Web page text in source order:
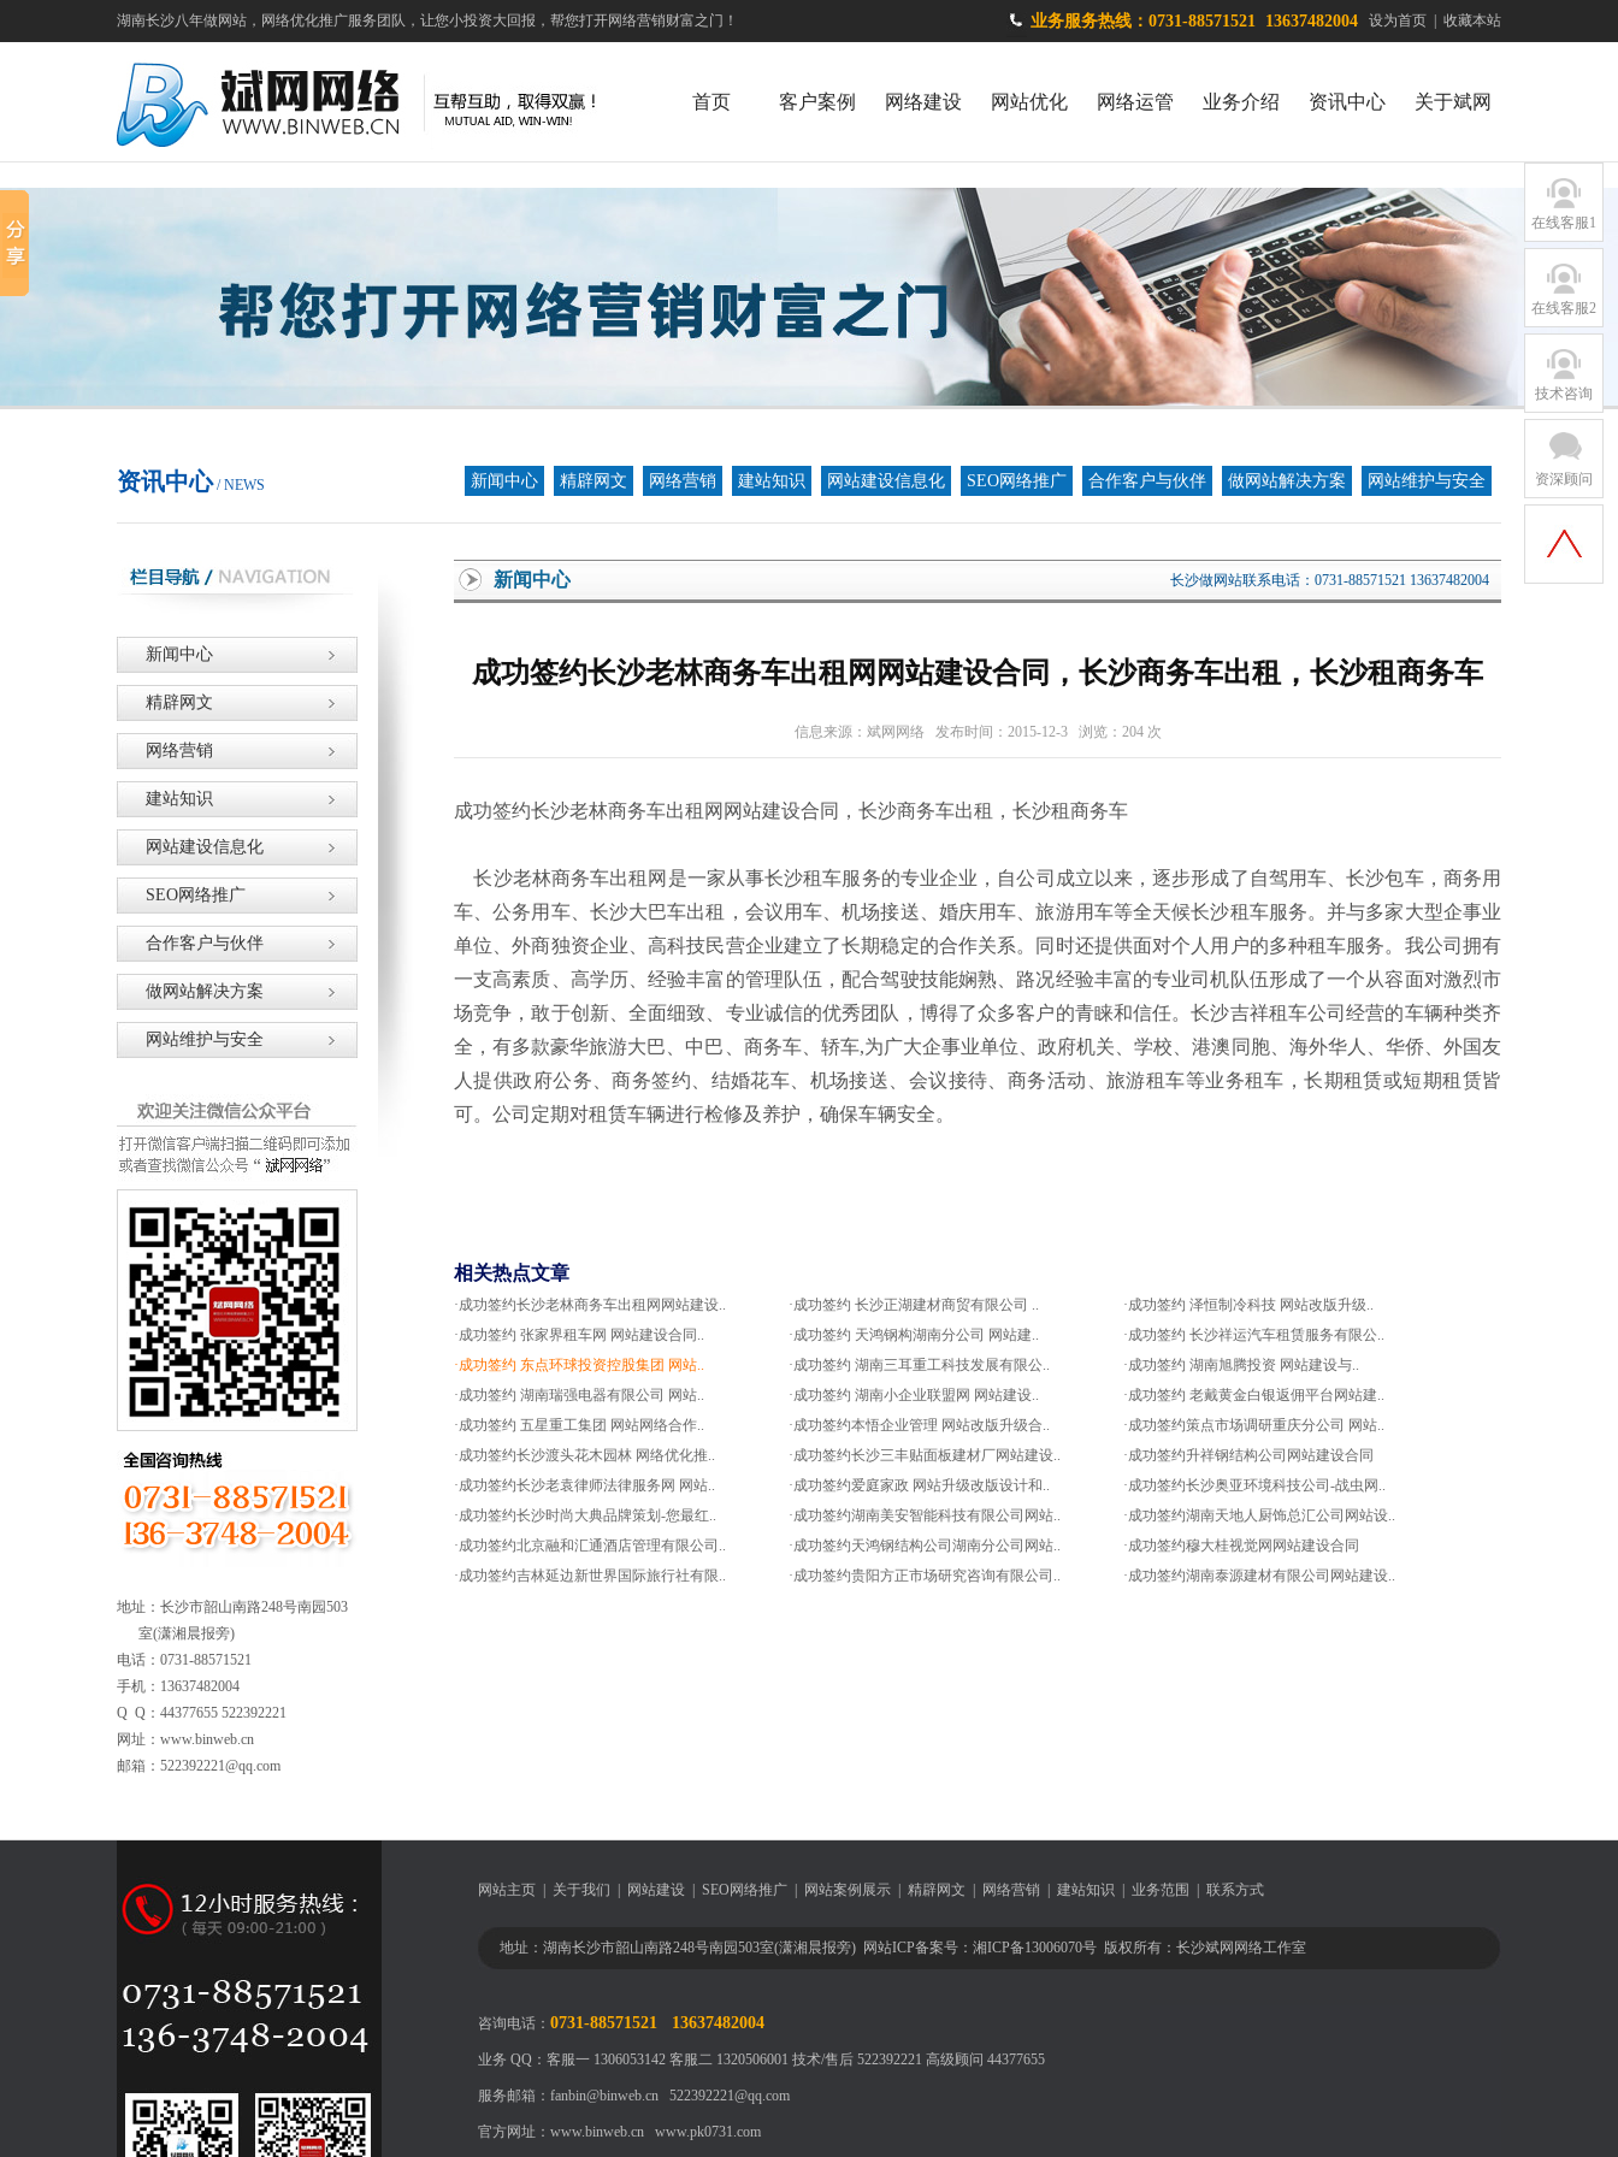
湖南长沙八年做网站，网络优化推广服务团队，让您小投资大回报，帮您打开网络营销财富之门！ 设为首页 收藏本站
业务服务热线：0731-88571521 13637482004
首页 客户案例 网络建设 网站优化 网络运管 业务介绍 资讯中心 关于斌网
资讯中心/ NEWS 新闻中心 精辟网文 网络营销 建站知识 网站建设信息化 SEO网络推广 合作客户与伙伴 做网站解决方案 网站维护与安全
新闻中心
精辟网文
网络营销
建站知识
网站建设信息化
SEO网络推广
合作客户与伙伴
做网站解决方案
网站维护与安全
地址：长沙市韶山南路248号南园503
室(潇湘晨报旁)
电话：0731-88571521
手机：13637482004
Q Q：44377655 522392221
网址：www.binweb.cn
邮箱：522392221@qq.com
新闻中心 长沙做网站联系电话：0731-88571521 13637482004
成功签约长沙老林商务车出租网网站建设合同，长沙商务车出租，长沙租商务车
信息来源： 斌网网络 发布时间：2015-12-3 浏览： 204 次
成功签约长沙老林商务车出租网网站建设合同，长沙商务车出租，长沙租商务车
长沙老林商务车出租网是一家从事长沙租车服务的专业企业，自公司成立以来，逐步形成了自驾用车、长沙包车，商务用
车、公务用车、长沙大巴车出租，会议用车、机场接送、婚庆用车、旅游用车等全天候长沙租车服务。并与多家大型企事业
单位、外商独资企业、高科技民营企业建立了长期稳定的合作关系。同时还提供面对个人用户的多种租车服务。我公司拥有
一支高素质、高学历、经验丰富的管理队伍，配合驾驶技能娴熟、路况经验丰富的专业司机队伍形成了一个从容面对激烈市
场竞争，敢于创新、全面细致、专业诚信的优秀团队，博得了众多客户的青睐和信任。长沙吉祥租车公司经营的车辆种类齐
全，有多款豪华旅游大巴、中巴、商务车、轿车,为广大企事业单位、政府机关、学校、港澳同胞、海外华人、华侨、外国友
人提供政府公务、商务签约、结婚花车、机场接送、会议接待、商务活动、旅游租车等业务租车，长期租赁或短期租赁皆
可。公司定期对租赁车辆进行检修及养护，确保车辆安全。
相关热点文章
·成功签约长沙老林商务车出租网网站建设.. ·成功签约 长沙正湖建材商贸有限公司 ..
·成功签约 泽恒制冷科技 网站改版升级..
·成功签约 张家界租车网 网站建设合同..
·成功签约 天鸿钢构湖南分公司 网站建..
·成功签约 长沙祥运汽车租赁服务有限公..
·成功签约 东点环球投资控股集团 网站..
·成功签约 湖南三耳重工科技发展有限公..
·成功签约 湖南旭腾投资 网站建设与..
·成功签约 湖南瑞强电器有限公司 网站..
·成功签约 湖南小企业联盟网 网站建设..
·成功签约 老戴黄金白银返佣平台网站建..
·成功签约 五星重工集团 网站网络合作..
·成功签约本悟企业管理 网站改版升级合..
·成功签约策点市场调研重庆分公司 网站..
·成功签约长沙渡头花木园林 网络优化推..
·成功签约长沙三丰贴面板建材厂网站建设..
·成功签约升祥钢结构公司网站建设合同
·成功签约长沙老袁律师法律服务网 网站..
·成功签约爱庭家政 网站升级改版设计和..
·成功签约长沙奥亚环境科技公司-战虫网..
·成功签约长沙时尚大典品牌策划-您最红..
·成功签约湖南美安智能科技有限公司网站..
·成功签约湖南天地人厨饰总汇公司网站设..
·成功签约北京融和汇通酒店管理有限公司..
·成功签约天鸿钢结构公司湖南分公司网站..
·成功签约穆大桂视觉网网站建设合同
·成功签约吉林延边新世界国际旅行社有限..
·成功签约贵阳方正市场研究咨询有限公司.. ·成功签约湖南泰源建材有限公司网站建设..
网站主页 关于我们 网站建设 SEO网络推广 网站案例展示 精辟网文 网络营销 建站知识 业务范围 联系方式
地址：湖南长沙市韶山南路248号南园503室(潇湘晨报旁) 网站ICP备案号：湘ICP备13006070号 版权所有：长沙斌网网络工作室
咨询电话： 0731-88571521 13637482004
业务 QQ： 客服一 1306053142 客服二 1320506001 技术/售后 522392221 高级顾问 44377655
服务邮箱：fanbin@binweb.cn 522392221@qq.com
官方网址： www.binweb.cn www.pk0731.com
在线客服1
在线客服2
技术咨询
资深顾问